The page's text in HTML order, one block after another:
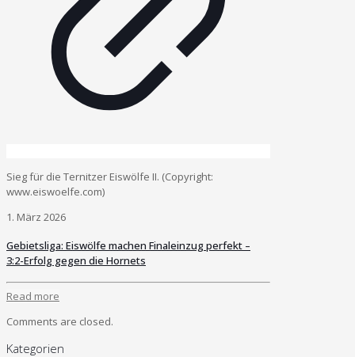
Sieg für die Ternitzer Eiswölfe II. (Copyright:
www.eiswoelfe.com)
1. März 2026
Gebietsliga: Eiswölfe machen Finaleinzug perfekt –
3:2-Erfolg gegen die Hornets
Read more
Comments are closed.
Kategorien